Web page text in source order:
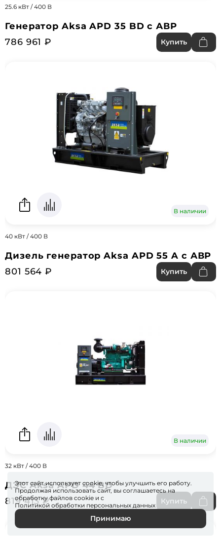
25.6 кВт / 400 В
Генератор Aksa APD 35 BD с АВР
786 961 ₽
Купить
В наличии
40 кВт / 400 В
Дизель генератор Aksa APD 55 A с АВР
801 564 ₽
Купить
В наличии
32 кВт / 400 В
ДЭС Aksa APD 44 BD
819 413 ₽
Купить
Этот сайт использует cookie, чтобы улучшить его работу.
Продолжая использовать сайт, вы соглашаетесь на
обработку файлов cookie и с
Политикой обработки персональных данных
Принимаю